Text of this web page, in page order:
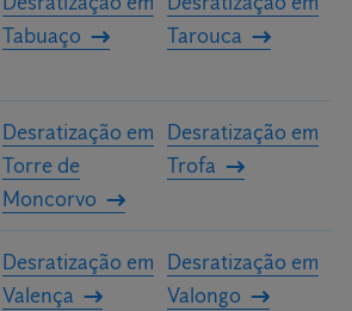
Tabuaço
Tarouca
Desratização em
Torre de
Moncorvo
Desratização em
Trofa
Desratização em
Valença
Desratização em
Valongo